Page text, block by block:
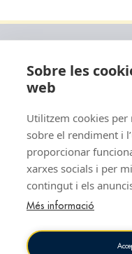
Sobre les
web
Utilitzem cookies
sobre el rendiment i
proporcionar
xarxes socials i per
contingut i els
Més informació
Plaça del Mar, s/n ·
Barcelona